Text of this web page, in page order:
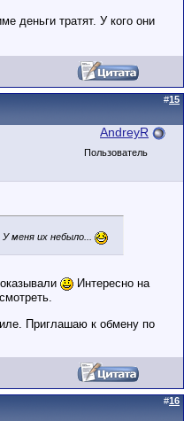
деньги тратят. У кого они
#15
AndreyR
Пользователь
меня их небыло...
Интересно на
Приглашаю к обмену по
#16